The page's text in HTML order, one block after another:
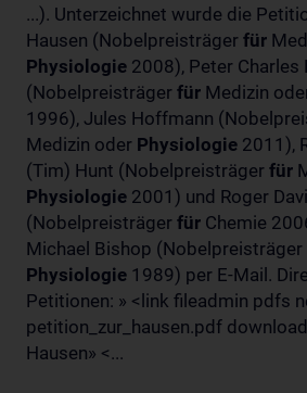
...). Unterzeichnet wurde die
Hausen (Nobelpreisträger für
Physiologie 2008), Peter Charles
(Nobelpreisträger für Medizin
1996), Jules Hoffmann
Medizin oder Physiologie 2011),
(Tim) Hunt (Nobelpreisträger für
Physiologie 2001) und Roger
(Nobelpreisträger für Chemie
Michael Bishop (Nobelpreisträger
Physiologie 1989) per E-Mail.
Petitionen: » <link fileadmin pdfs
petition_zur_hausen.pdf
Hausen» <...